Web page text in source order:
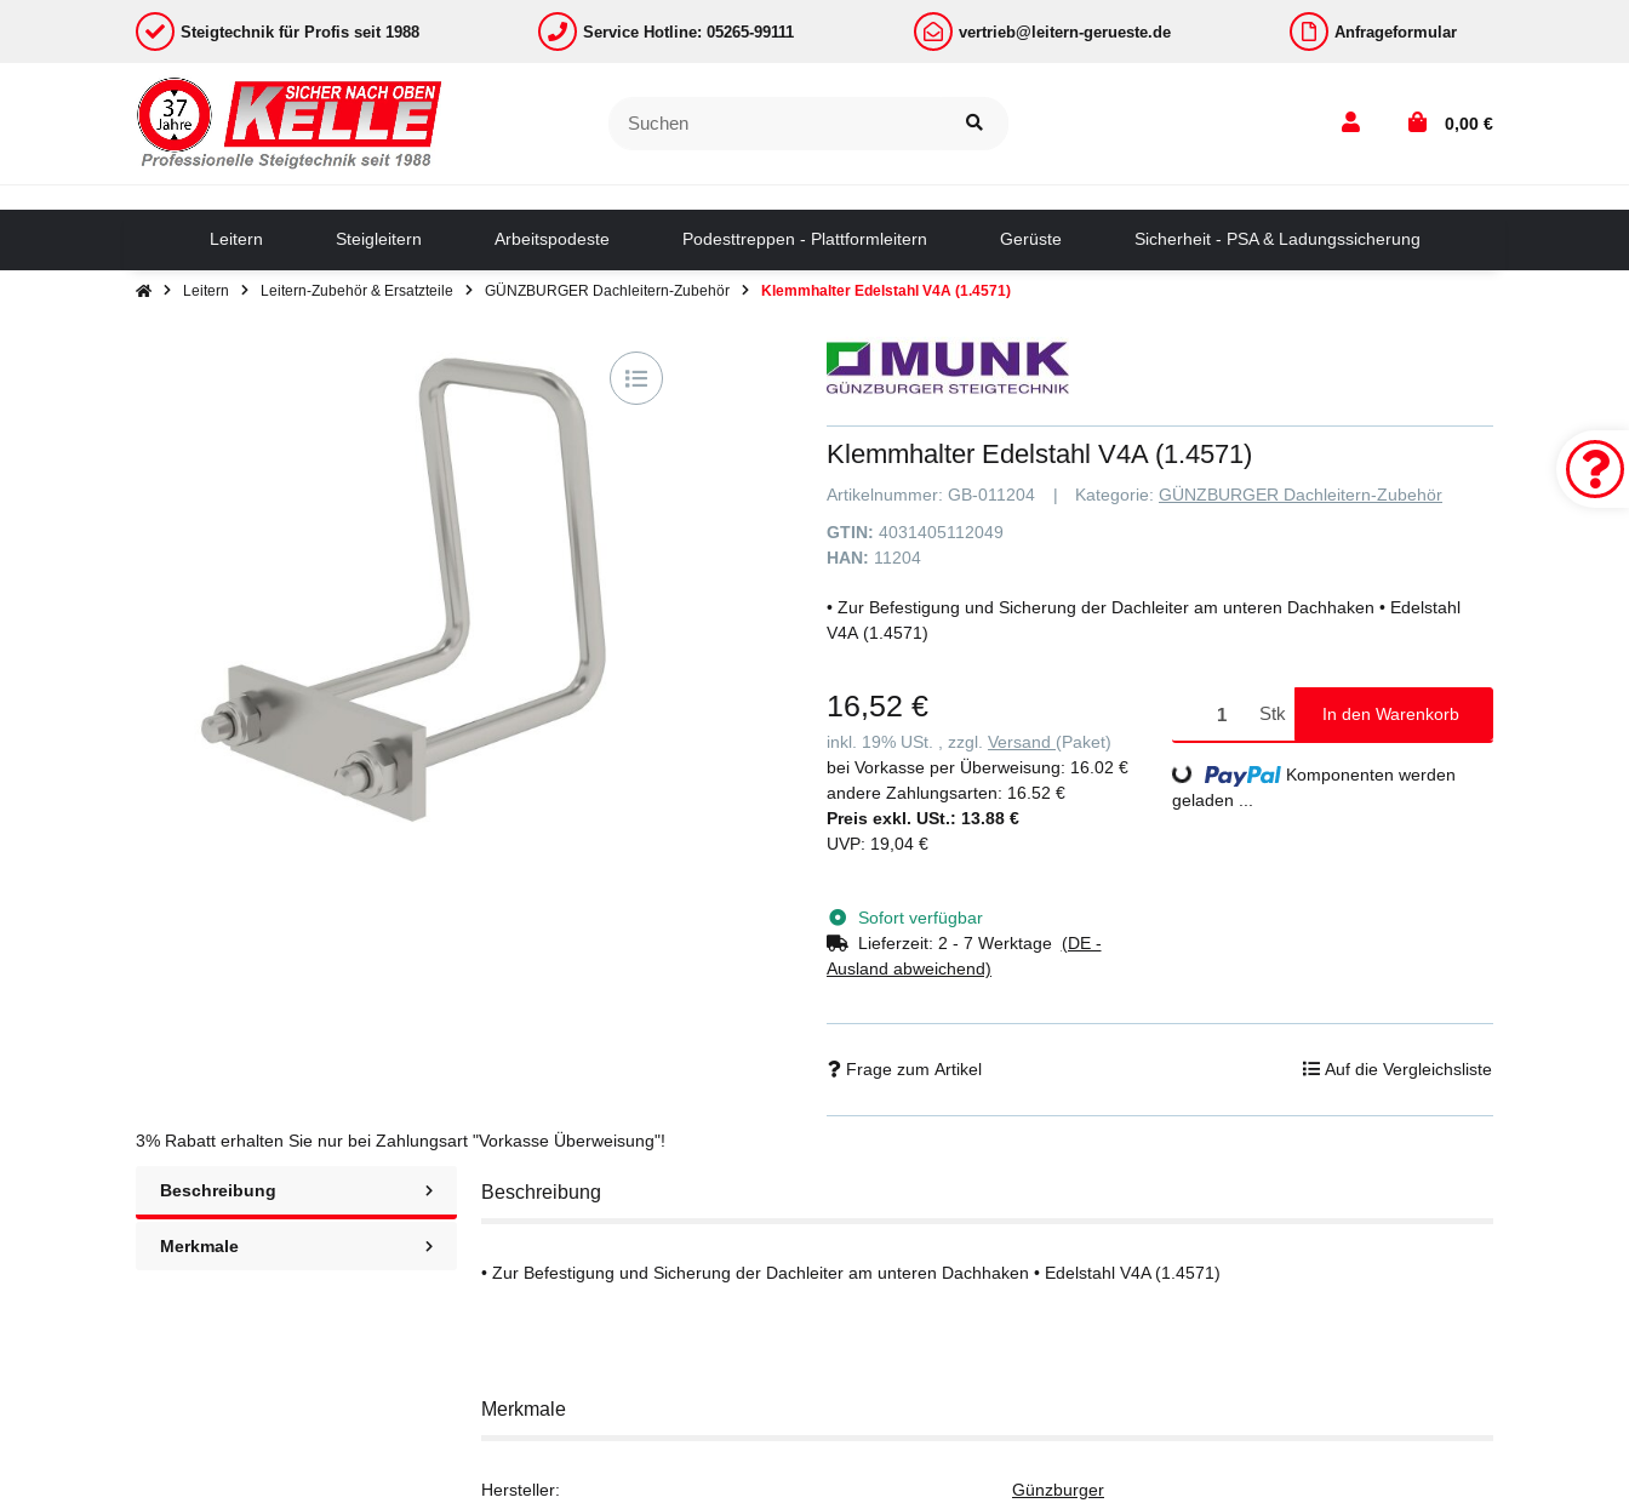
Steigtechnik für Profis seit 1988 Service Hotline: 05265-99111 vertrieb@leitern-gerueste.de Anfrageformular
0,00 €
Leitern Steigleitern Arbeitspodeste Podesttreppen - Plattformleitern Gerüste Sicherheit - PSA & Ladungssicherung
Leitern Leitern-Zubehör & Ersatzteile GÜNZBURGER Dachleitern-Zubehör Klemmhalter Edelstahl V4A (1.4571)
Klemmhalter Edelstahl V4A (1.4571)
Artikelnummer: GB-011204 Kategorie: GÜNZBURGER Dachleitern-Zubehör
GTIN: 4031405112049
HAN: 11204
• Zur Befestigung und Sicherung der Dachleiter am unteren Dachhaken • Edelstahl
V4A (1.4571)
16,52 €
inkl. 19% USt. , zzgl. Versand (Paket)
bei Vorkasse per Überweisung: 16.02 €
andere Zahlungsarten: 16.52 €
Preis exkl. USt.: 13.88 €
UVP: 19,04 €
Sofort verfügbar
Lieferzeit: 2 - 7 Werktage (DE -
Ausland abweichend)
Stk In den Warenkorb
Loading...
Komponenten werden
geladen ...
Frage zum Artikel Auf die Vergleichsliste
3% Rabatt erhalten Sie nur bei Zahlungsart "Vorkasse Überweisung"!
Beschreibung
Merkmale
Beschreibung
• Zur Befestigung und Sicherung der Dachleiter am unteren Dachhaken • Edelstahl V4A (1.4571)
Merkmale
Hersteller:
Günzburger